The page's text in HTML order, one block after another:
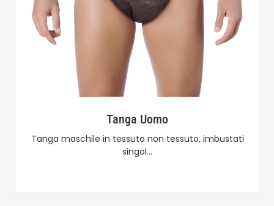
Tanga Uomo
Tanga maschile in tessuto non tessuto, imbustati
singol…